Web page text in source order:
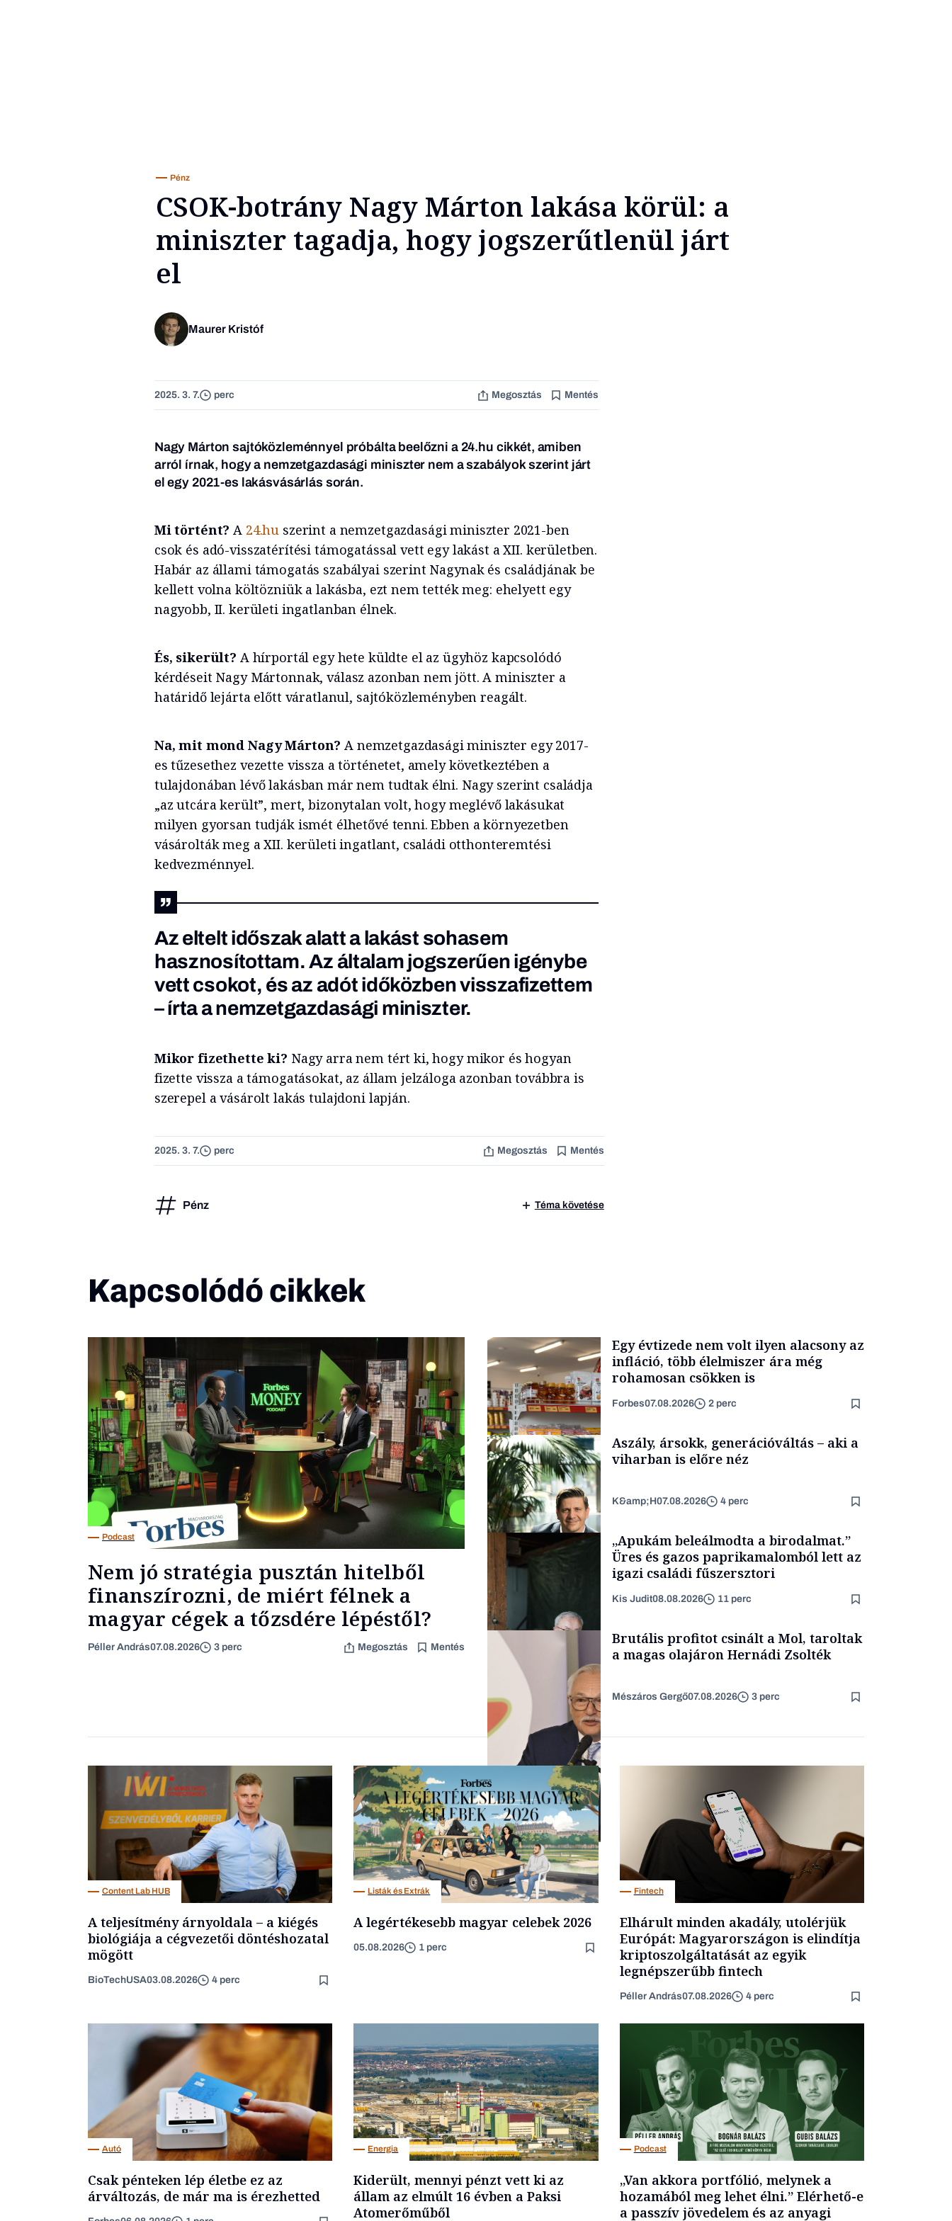
Pénz
CSOK-botrány Nagy Márton lakása körül: a
miniszter tagadja, hogy jogszerűtlenül járt
el
Maurer Kristóf
2025. 3. 7. perc Megosztás Mentés
Nagy Márton sajtóközleménnyel próbálta beelőzni a 24.hu cikkét, amiben
arról írnak, hogy a nemzetgazdasági miniszter nem a szabályok szerint járt
el egy 2021-es lakásvásárlás során.
Mi történt? A 24.hu szerint a nemzetgazdasági miniszter 2021-ben
csok és adó-visszatérítési támogatással vett egy lakást a XII. kerületben.
Habár az állami támogatás szabályai szerint Nagynak és családjának be
kellett volna költözniük a lakásba, ezt nem tették meg: ehelyett egy
nagyobb, II. kerületi ingatlanban élnek.
És, sikerült? A hírportál egy hete küldte el az ügyhöz kapcsolódó
kérdéseit Nagy Mártonnak, válasz azonban nem jött. A miniszter a
határidő lejárta előtt váratlanul, sajtóközleményben reagált.
Na, mit mond Nagy Márton? A nemzetgazdasági miniszter egy 2017-
es tűzesethez vezette vissza a történetet, amely következtében a
tulajdonában lévő lakásban már nem tudtak élni. Nagy szerint családja
„az utcára került”, mert, bizonytalan volt, hogy meglévő lakásukat
milyen gyorsan tudják ismét élhetővé tenni. Ebben a környezetben
vásárolták meg a XII. kerületi ingatlant, családi otthonteremtési
kedvezménnyel.
Az eltelt időszak alatt a lakást sohasem
hasznosítottam. Az általam jogszerűen igénybe
vett csokot, és az adót időközben visszafizettem
– írta a nemzetgazdasági miniszter.
Mikor fizethette ki? Nagy arra nem tért ki, hogy mikor és hogyan
fizette vissza a támogatásokat, az állam jelzáloga azonban továbbra is
szerepel a vásárolt lakás tulajdoni lapján.
2025. 3. 7. perc Megosztás Mentés
Pénz Téma követése
Kapcsolódó cikkek
Podcast
Nem jó stratégia pusztán hitelből
finanszírozni, de miért félnek a
magyar cégek a tőzsdére lépéstől?
Péller András07.08.2026 3 perc Megosztás Mentés
Makro
Egy évtizede nem volt ilyen alacsony az
infláció, több élelmiszer ára még
rohamosan csökken is
Forbes07.08.2026 2 perc
TÁMOGATÓI
TARTALOM
Aszály, ársokk, generációváltás – aki a
viharban is előre néz
K&amp;H07.08.2026 4 perc
Családi vállalkozások
„Apukám beleálmodta a birodalmat.”
Üres és gazos paprikamalomból lett az
igazi családi fűszersztori
Kis Judit08.08.2026 11 perc
Befektetés
Brutális profitot csinált a Mol, taroltak
a magas olajáron Hernádi Zsolték
Mészáros Gergő07.08.2026 3 perc
Content Lab HUB
A teljesítmény árnyoldala – a kiégés
biológiája a cégvezetői döntéshozatal
mögött
BioTechUSA03.08.2026 4 perc
Listák és Extrák
A legértékesebb magyar celebek 2026
05.08.2026 1 perc
Fintech
Elhárult minden akadály, utolérjük
Európát: Magyarországon is elindítja
kriptoszolgáltatását az egyik
legnépszerűbb fintech
Péller András07.08.2026 4 perc
Autó
Csak pénteken lép életbe ez az
árváltozás, de már ma is érezhetted
Energia
Kiderült, mennyi pénzt vett ki az
állam az elmúlt 16 évben a Paksi
Atomerőműből
Podcast
„Van akkora portfólió, melynek a
hozamából meg lehet élni.” Elérhető-e
a passzív jövedelem és az anyagi